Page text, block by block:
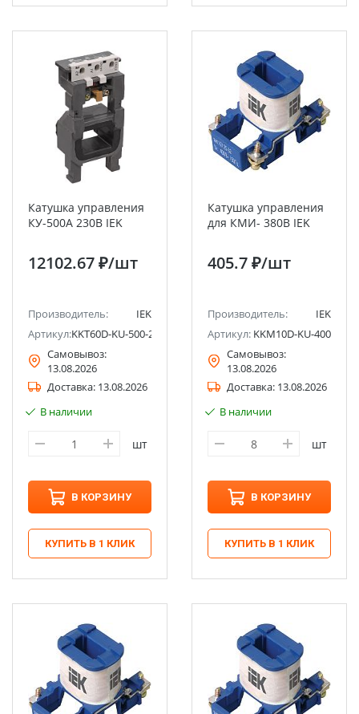
Катушка управления
КУ-500А 230В IEK
12102.67 ₽/шт
Производитель:
IEK
Артикул:KKT60D-KU-500-230
Самовывоз:
13.08.2026
Доставка: 13.08.2026
В наличии
шт
В КОРЗИНУ
КУПИТЬ В 1 КЛИК
Катушка управления
для КМИ- 380В IEK
405.7 ₽/шт
Производитель:
IEK
Артикул: KKM10D-KU-400
Самовывоз:
13.08.2026
Доставка: 13.08.2026
В наличии
шт
В КОРЗИНУ
КУПИТЬ В 1 КЛИК